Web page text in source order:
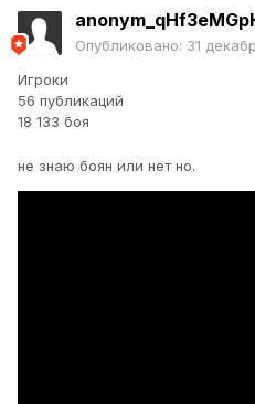
Опубликовано: 31
Игроки
56 публикаций
18 133 боя
не знаю боян или нет но.